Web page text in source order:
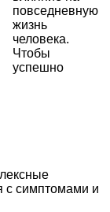
повседневную
жизнь
человека.
Чтобы
успешно
с симптомами и